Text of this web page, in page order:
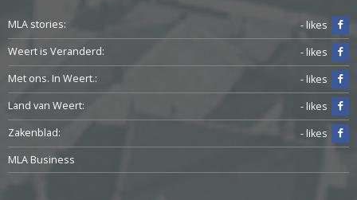
MLA stories:
- likes
Weert is Veranderd:
- likes
Met ons. In Weert.:
- likes
Land van Weert:
- likes
Zakenblad:
- likes
MLA Business